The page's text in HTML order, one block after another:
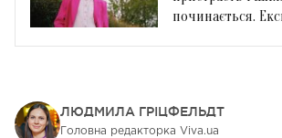
починається.
ЛЮДМИЛА ГРІЦФЕЛЬДТ
Головна редакторка Viva.ua